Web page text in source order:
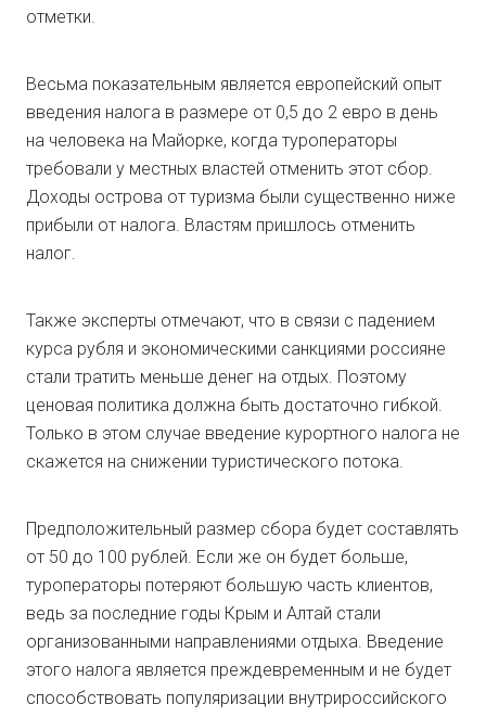
отметки.
Весьма показательным является европейский опыт
введения налога в размере от 0,5 до 2 евро в день
на человека на Майорке, когда туроператоры
требовали у местных властей отменить этот сбор.
Доходы острова от туризма были существенно ниже
прибыли от налога. Властям пришлось отменить
налог.
Также эксперты отмечают, что в связи с падением
курса рубля и экономическими санкциями россияне
стали тратить меньше денег на отдых. Поэтому
ценовая политика должна быть достаточно гибкой.
Только в этом случае введение курортного налога не
скажется на снижении туристического потока.
Предположительный размер сбора будет составлять
от 50 до 100 рублей. Если же он будет больше,
туроператоры потеряют большую часть клиентов,
ведь за последние годы Крым и Алтай стали
организованными направлениями отдыха. Введение
этого налога является преждевременным и не будет
способствовать популяризации внутрироссийского